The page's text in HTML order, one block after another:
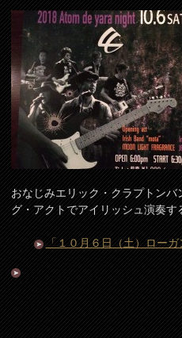
おなじみエリック・クラプトン
グ・アクトでアイリッシュ演奏す
「１０月６日（土）ロー